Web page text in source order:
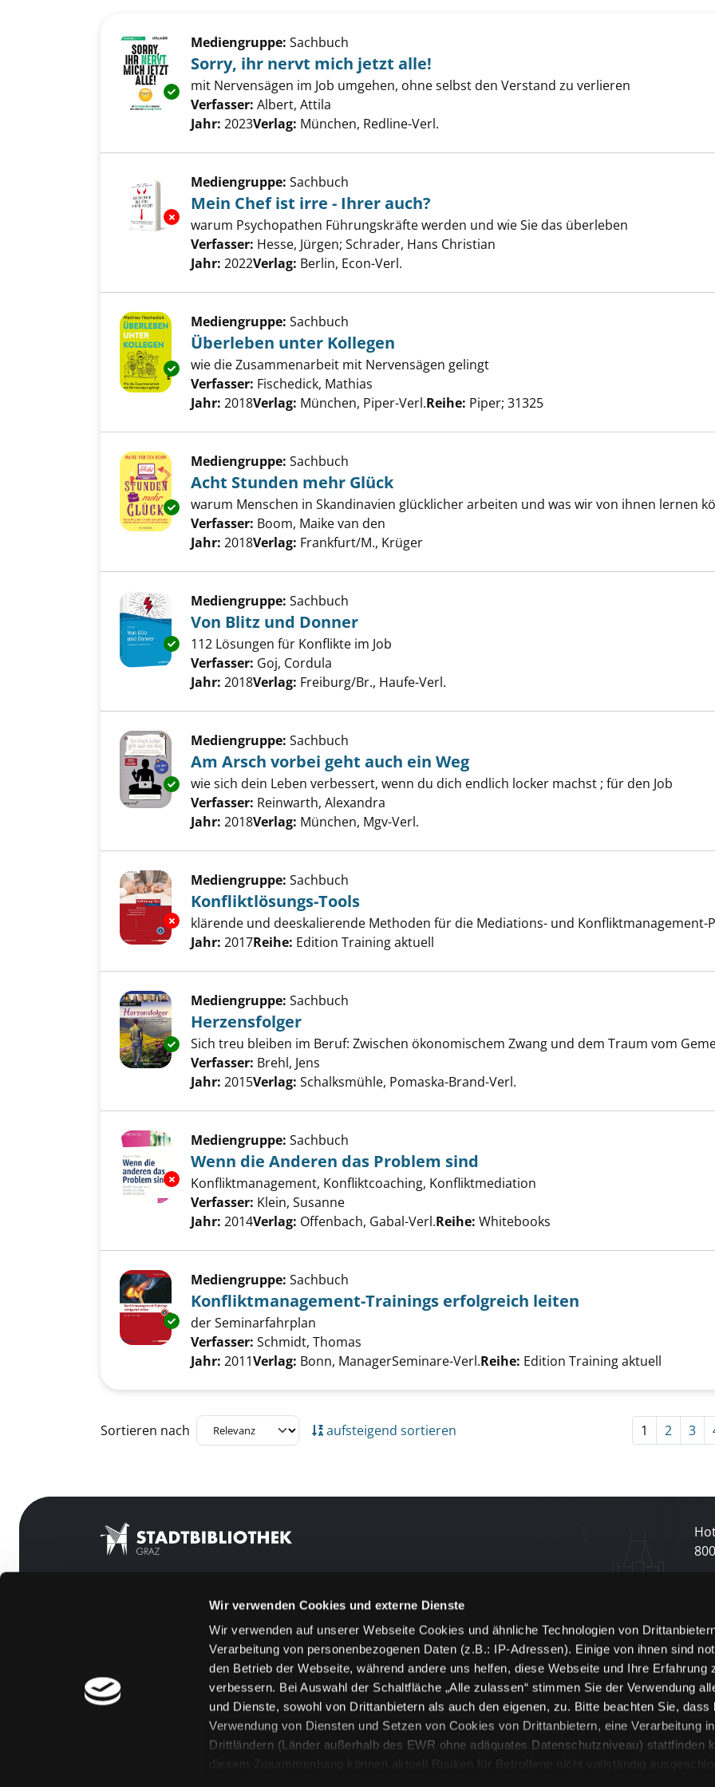
Wir verwenden Cookies und externe Dienste
Wir verwenden auf unserer Webseite Cookies und ähnliche Technologien von
Verarbeitung von personenbezogenen Daten (z.B.: IP-Adressen). Einige von ihnen sind
den Betrieb der Webseite, während andere uns helfen, diese Webseite und Ihre Erfahrung
verbessern. Bei Auswahl der Schaltfläche „Alle zulassen“ stimmen Sie der Verwendung
und Dienste, sowohl von Drittanbietern als auch den eigenen, zu. Bitte beachten Sie, dass
Verwendung von Diensten und Setzen von Cookies von Drittanbietern, eine Verarbeitung
Drittländern (Länder außerhalb des EWR ohne adäquates Datenschutzniveau) stattfinden
diesem Zusammenhang können aktuell Risiken für Betroffene nicht vollständig
Exemplar-Details von Sorry, ihr nervt mich jetzt alle! anzeigen
Mediengruppe: Sachbuch
Sorry, ihr nervt mich jetzt alle!
mit Nervensägen im Job umgehen, ohne selbst den Verstand zu verlieren
Verfasser: Albert, Attila
Jahr: 2023Verlag: München, Redline-Verl.
Exemplar-Details von Mein Chef ist irre - Ihrer auch? anzeigen
Mediengruppe: Sachbuch
Mein Chef ist irre - Ihrer auch?
warum Psychopathen Führungskräfte werden und wie Sie das überleben
Verfasser: Hesse, Jürgen; Schrader, Hans Christian
Jahr: 2022Verlag: Berlin, Econ-Verl.
Exemplar-Details von Überleben unter Kollegen anzeigen
Mediengruppe: Sachbuch
Überleben unter Kollegen
wie die Zusammenarbeit mit Nervensägen gelingt
Verfasser: Fischedick, Mathias
Jahr: 2018Verlag: München, Piper-Verl.Reihe: Piper; 31325
Exemplar-Details von Acht Stunden mehr Glück anzeigen
Mediengruppe: Sachbuch
Acht Stunden mehr Glück
warum Menschen in Skandinavien glücklicher arbeiten und was wir von ihnen lernen
Verfasser: Boom, Maike van den
Jahr: 2018Verlag: Frankfurt/M., Krüger
Exemplar-Details von Von Blitz und Donner anzeigen
Mediengruppe: Sachbuch
Von Blitz und Donner
112 Lösungen für Konflikte im Job
Verfasser: Goj, Cordula
Jahr: 2018Verlag: Freiburg/Br., Haufe-Verl.
Exemplar-Details von Am Arsch vorbei geht auch ein Weg anzeigen
Mediengruppe: Sachbuch
Am Arsch vorbei geht auch ein Weg
wie sich dein Leben verbessert, wenn du dich endlich locker machst ; für den Job
Verfasser: Reinwarth, Alexandra
Jahr: 2018Verlag: München, Mgv-Verl.
Exemplar-Details von Konfliktlösungs-Tools anzeigen
Mediengruppe: Sachbuch
Konfliktlösungs-Tools
klärende und deeskalierende Methoden für die Mediations- und Konfliktmanagement-
Suche nach diesem Verfasser
Jahr: 2017Reihe: Edition Training aktuell
Exemplar-Details von Herzensfolger anzeigen
Mediengruppe: Sachbuch
Herzensfolger
Sich treu bleiben im Beruf: Zwischen ökonomischem Zwang und dem Traum vom
Verfasser: Brehl, Jens
Jahr: 2015Verlag: Schalksmühle, Pomaska-Brand-Verl.
Exemplar-Details von Wenn die Anderen das Problem sind anzeigen
Mediengruppe: Sachbuch
Wenn die Anderen das Problem sind
Konfliktmanagement, Konfliktcoaching, Konfliktmediation
Verfasser: Klein, Susanne
Jahr: 2014Verlag: Offenbach, Gabal-Verl.Reihe: Whitebooks
Exemplar-Details von Konfliktmanagement-Trainings erfolgreich leiten anzeigen
Mediengruppe: Sachbuch
Konfliktmanagement-Trainings erfolgreich leiten
der Seminarfahrplan
Verfasser: Schmidt, Thomas
Jahr: 2011Verlag: Bonn, ManagerSeminare-Verl.Reihe: Edition Training aktuell
Zu den Suchfiltern springen
Sortieren nach aufsteigend sortieren 1 2 3
800
[kju:b]
Feedback
Kontakt
Über uns
Jobs
Medienwunsch
FAQs